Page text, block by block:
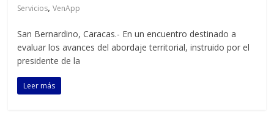
Servicios,VenApp
San Bernardino, Caracas.- En un encuentro destinado a
evaluar los avances del abordaje territorial, instruido por el
presidente de la
Leer más